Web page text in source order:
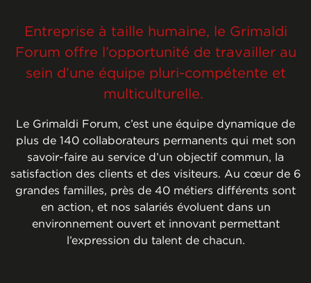
Entreprise à taille humaine, le Grimaldi
Forum offre l’opportunité de travailler au
sein d’une équipe pluri-compétente et
multiculturelle.
Le Grimaldi Forum, c’est une équipe dynamique de
plus de 140 collaborateurs permanents qui met son
savoir-faire au service d’un objectif commun, la
satisfaction des clients et des visiteurs. Au cœur de 6
grandes familles, près de 40 métiers différents sont
en action, et nos salariés évoluent dans un
environnement ouvert et innovant permettant
l’expression du talent de chacun.